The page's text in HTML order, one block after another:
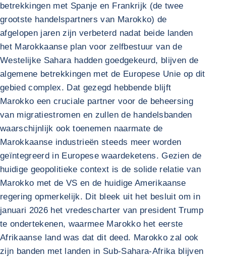
betrekkingen met Spanje en Frankrijk (de twee
grootste handelspartners van Marokko) de
afgelopen jaren zijn verbeterd nadat beide landen
het Marokkaanse plan voor zelfbestuur van de
Westelijke Sahara hadden goedgekeurd, blijven de
algemene betrekkingen met de Europese Unie op dit
gebied complex. Dat gezegd hebbende blijft
Marokko een cruciale partner voor de beheersing
van migratiestromen en zullen de handelsbanden
waarschijnlijk ook toenemen naarmate de
Marokkaanse industrieën steeds meer worden
geïntegreerd in Europese waardeketens. Gezien de
huidige geopolitieke context is de solide relatie van
Marokko met de VS en de huidige Amerikaanse
regering opmerkelijk. Dit bleek uit het besluit om in
januari 2026 het vredescharter van president Trump
te ondertekenen, waarmee Marokko het eerste
Afrikaanse land was dat dit deed. Marokko zal ook
zijn banden met landen in Sub-Sahara-Afrika blijven